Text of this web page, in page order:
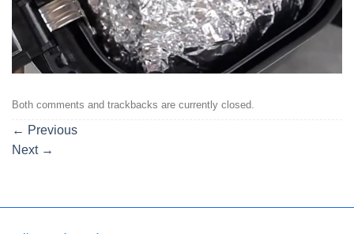
Both comments and trackbacks are currently closed.
← Previous
Next →